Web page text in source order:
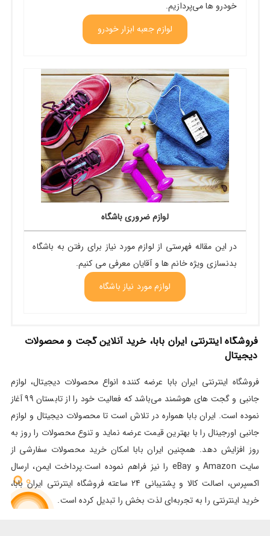
خودرو ها می‌پردازیم.
لوازم جعبه ابزار خودرو
لوازم ضروری باشگاه
در این مقاله فهرستی از لوازم مورد نیاز برای رفتن به باشگاه
بدنسازی ویژه خانم ها و آقایان معرفی می کنیم.
لوازم مورد نیاز باشگاه
فروشگاه اینترنتی ایران بابا، خرید آنلاین گجت و محصولات
دیجیتال
فروشگاه اینترنتی ایران بابا عرضه کننده انواع محصولات دیجیتال، لوازم
جانبی و گجت های هوشمند می‌باشد که فعالیت خود را از تابستان 99 آغاز
نموده است. ایران بابا همواره در تلاش است تا محصولات دیجیتال و لوازم
جانبی اورجینال را با بهترین قیمت عرضه نماید و تنوع محصولات را روز به
روز افزایش دهد. همچنین ایران بابا امکان خرید محصولات سفارشی از
سایت Amazon و eBay را نیز فراهم نموده است.پرداخت ایمن، ارسال
اکسپرس، اصالت کالا و پشتیبانی 24 ساعته فروشگاه اینترنتی ایران بابا،
خرید اینترنتی را به تجربه‌ای لذت بخش را تبدیل کرده است.